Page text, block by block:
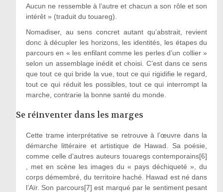
Aucun ne ressemble à l’autre et chacun a son rôle et son
intérêt » (traduit du touareg).
Nomadiser, au sens concret autant qu’abstrait, revient
donc à décupler les horizons, les identités, les étapes du
parcours en « les enfilant comme les perles d’un collier »
selon un assemblage inédit et choisi. C’est dans ce sens
que tout ce qui bride la vue, tout ce qui rigidifie le regard,
tout ce qui réduit les possibles, tout ce qui interrompt la
marche, contrarie la bonne santé du monde.
Se réinventer dans les marges
Cette trame interprétative se retrouve à l’œuvre dans la
démarche littéraire et artistique de Hawad. Sa poésie,
comme celle d’autres auteurs touaregs contemporains[6]
, met en scène les images du « pays déchiqueté », du
corps démembré, du territoire haché. Hawad est né dans
l’Aïr. Son parcours[7] est marqué par le sentiment pesant